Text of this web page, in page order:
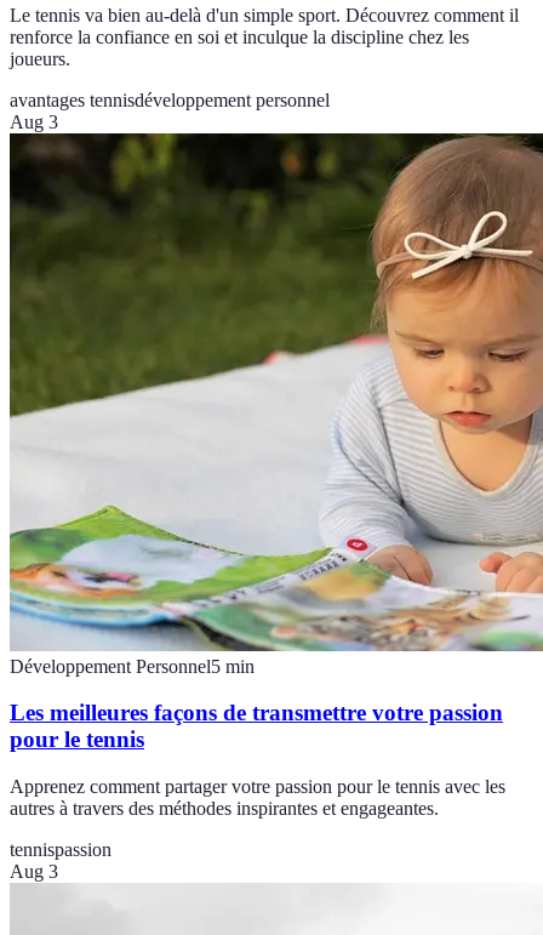
Le tennis va bien au-delà d'un simple sport. Découvrez comment il
renforce la confiance en soi et inculque la discipline chez les
joueurs.
avantages tennisdéveloppement personnel
Aug 3
Développement Personnel5 min
Les meilleures façons de transmettre votre passion
pour le tennis
Apprenez comment partager votre passion pour le tennis avec les
autres à travers des méthodes inspirantes et engageantes.
tennispassion
Aug 3